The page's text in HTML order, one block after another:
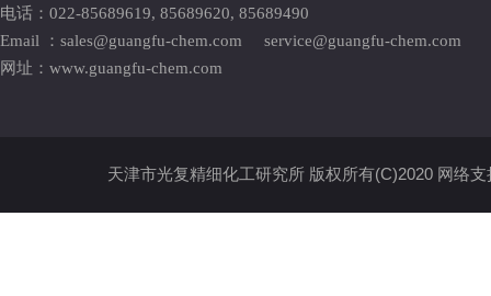
电话：022-85689619, 85689620, 85689490
Email ： sales@guangfu-chem.com
service@guangfu-chem.com
网址： www.guangfu-chem.com
天津市光复精细化工研究所版权所有(C)2020 网络支